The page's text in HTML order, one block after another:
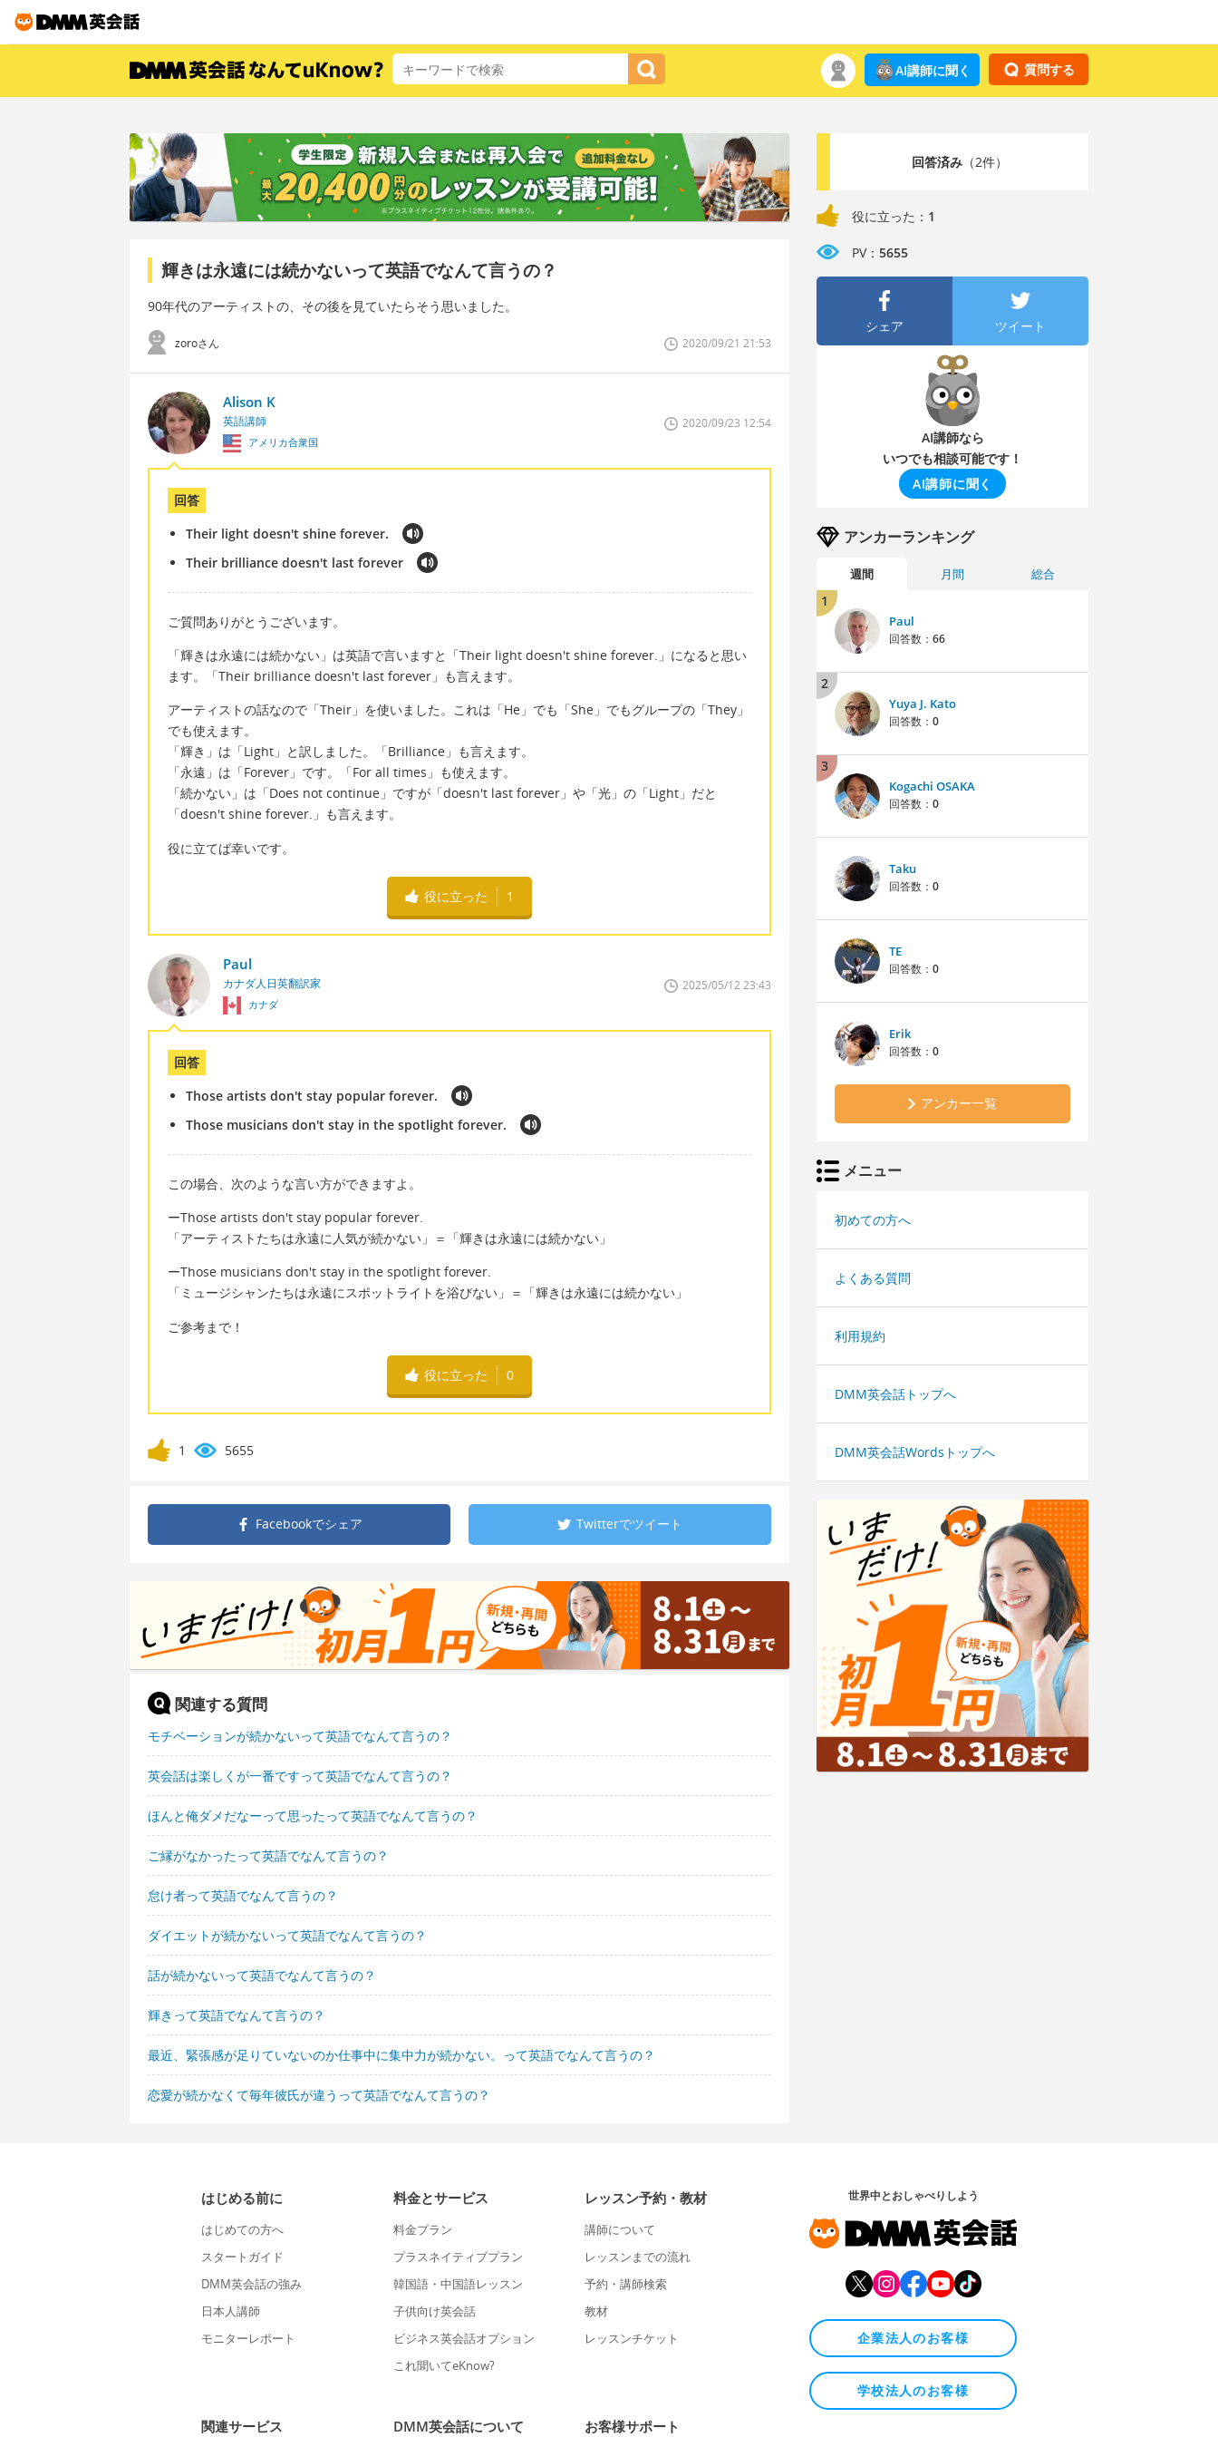
質問する
AI講師に聞く
輝きは永遠には続かないって英語でなんて言うの？
90年代のアーティストの、その後を見ていたらそう思いました。
zoroさん 2020/09/21 21:53
Alison K
英語講師
アメリカ合衆国
2020/09/23 12:54
回答
Their light doesn't shine forever.
Their brilliance doesn't last forever
ご質問ありがとうございます。
「輝きは永遠には続かない」は英語で言いますと「Their light doesn't shine forever.」になると思い
ます。「Their brilliance doesn't last forever」も言えます。
アーティストの話なので「Their」を使いました。これは「He」でも「She」でもグループの「They」
でも使えます。
「輝き」は「Light」と訳しました。「Brilliance」も言えます。
「永遠」は「Forever」です。「For all times」も使えます。
「続かない」は「Does not continue」ですが「doesn't last forever」や「光」の「Light」だと
「doesn't shine forever.」も言えます。
役に立てば幸いです。
役に立った 1
Paul
カナダ人日英翻訳家
カナダ
2025/05/12 23:43
回答
Those artists don't stay popular forever.
Those musicians don't stay in the spotlight forever.
この場合、次のような言い方ができますよ。
ーThose artists don't stay popular forever.
「アーティストたちは永遠に人気が続かない」＝「輝きは永遠には続かない」
ーThose musicians don't stay in the spotlight forever.
「ミュージシャンたちは永遠にスポットライトを浴びない」＝「輝きは永遠には続かない」
ご参考まで！
役に立った 0
1 5655
Facebookでシェア Twitterでツイート
関連する質問
モチベーションが続かないって英語でなんて言うの？
英会話は楽しくが一番ですって英語でなんて言うの？
ほんと俺ダメだなーって思ったって英語でなんて言うの？
ご縁がなかったって英語でなんて言うの？
怠け者って英語でなんて言うの？
ダイエットが続かないって英語でなんて言うの？
話が続かないって英語でなんて言うの？
輝きって英語でなんて言うの？
最近、緊張感が足りていないのか仕事中に集中力が続かない。って英語でなんて言うの？
恋愛が続かなくて毎年彼氏が違うって英語でなんて言うの？
回答済み（2件）
役に立った： 1
PV： 5655
シェア ツイート
AI講師なら
いつでも相談可能です！
AI講師に聞く
アンカーランキング
週間 月間 総合
1
Paul
回答数： 66
2
Yuya J. Kato
回答数： 0
3
Kogachi OSAKA
回答数： 0
Taku
回答数： 0
TE
回答数： 0
Erik
回答数： 0
アンカー一覧
メニュー
初めての方へ
よくある質問
利用規約
DMM英会話トップへ
DMM英会話Wordsトップへ
はじめる前に
はじめての方へ
スタートガイド
DMM英会話の強み
日本人講師
モニターレポート
料金とサービス
料金プラン
プラスネイティブプラン
韓国語・中国語レッスン
子供向け英会話
ビジネス英会話オプション
これ聞いてeKnow?
レッスン予約・教材
講師について
レッスンまでの流れ
予約・講師検索
教材
レッスンチケット
関連サービス DMM英会話について お客様サポート
世界中とおしゃべりしよう
企業法人のお客様
学校法人のお客様